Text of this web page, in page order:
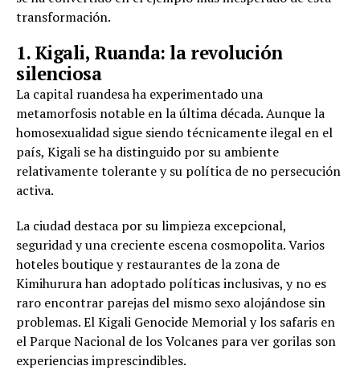
transformación.
1. Kigali, Ruanda: la revolución
silenciosa
La capital ruandesa ha experimentado una
metamorfosis notable en la última década. Aunque la
homosexualidad sigue siendo técnicamente ilegal en el
país, Kigali se ha distinguido por su ambiente
relativamente tolerante y su política de no persecución
activa.
La ciudad destaca por su limpieza excepcional,
seguridad y una creciente escena cosmopolita. Varios
hoteles boutique y restaurantes de la zona de
Kimihurura han adoptado políticas inclusivas, y no es
raro encontrar parejas del mismo sexo alojándose sin
problemas. El Kigali Genocide Memorial y los safaris en
el Parque Nacional de los Volcanes para ver gorilas son
experiencias imprescindibles.